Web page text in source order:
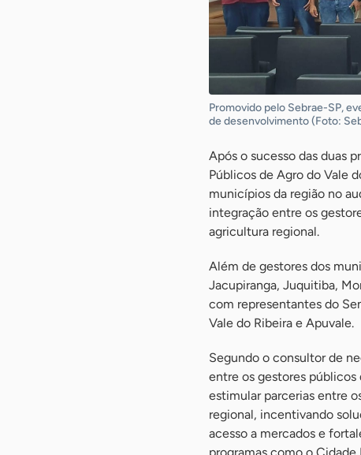
Promovido pelo Sebrae-SP,
de desenvolvimento (Foto:
Após o sucesso das duas
Públicos de Agro do Vale
municípios da região no
integração entre os
agricultura regional.
Além de gestores dos
Jacupiranga, Juquitiba,
com representantes do
Vale do Ribeira e Apuvale.
Segundo o consultor de
entre os gestores
estimular parcerias entre
regional, incentivando
acesso a mercados e